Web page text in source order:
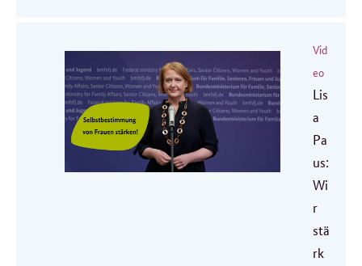
Vid
eo
Lis
a
Pa
us:
Wi
r
stä
rk